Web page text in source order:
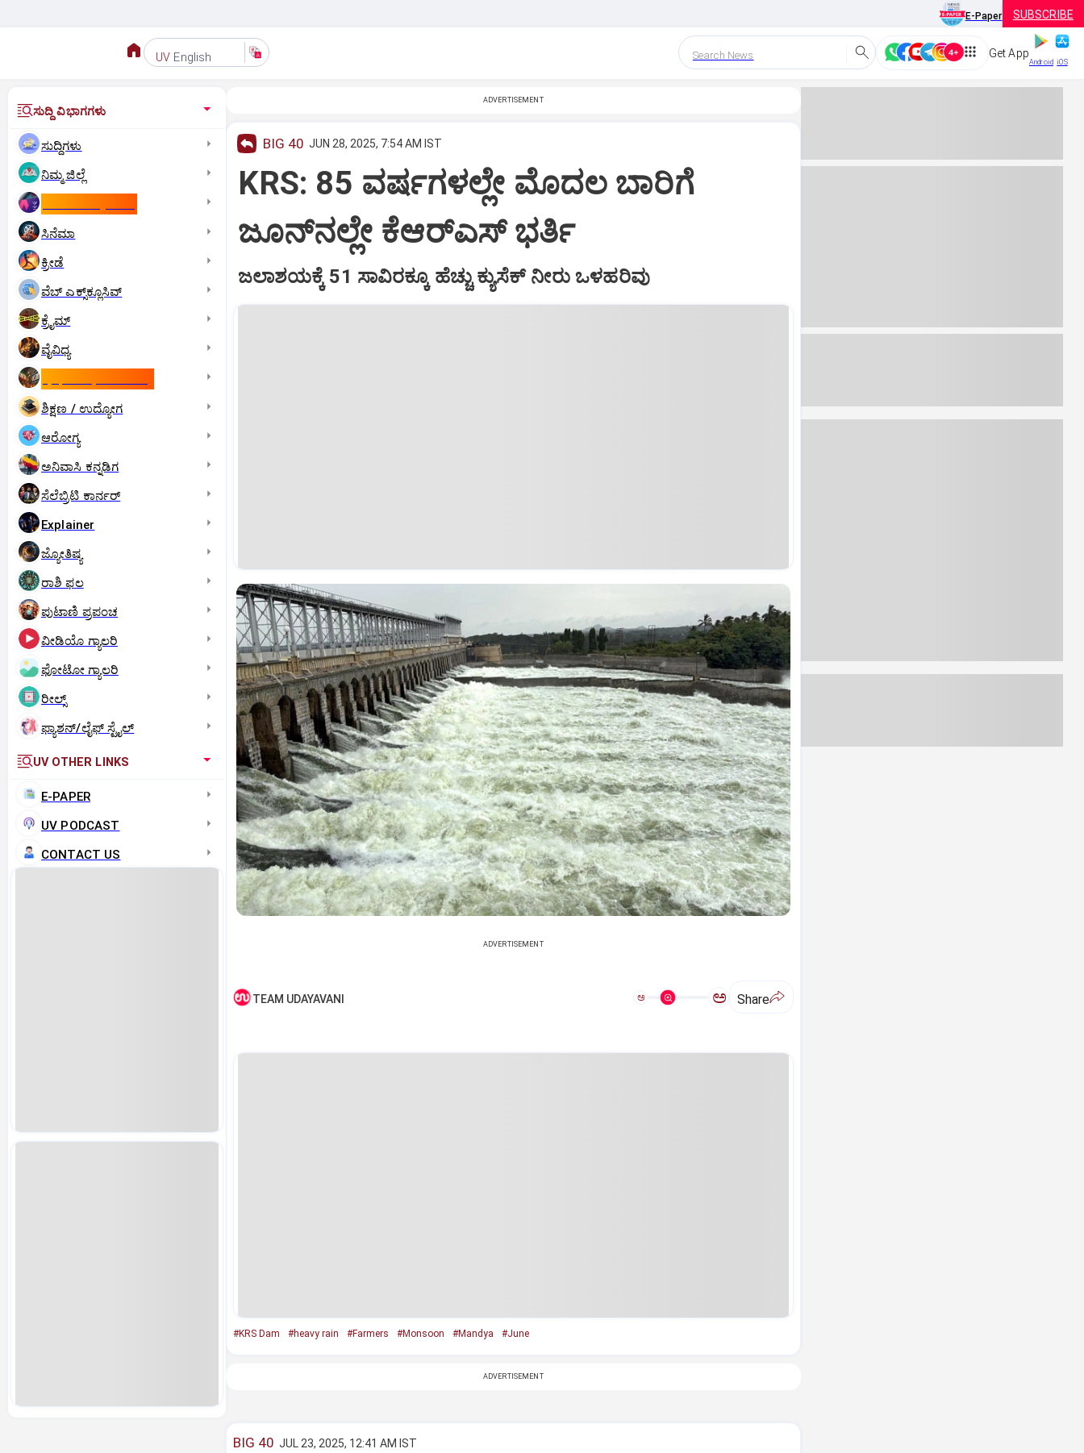
E-Paper SUBSCRIBE
UV English Search News Get App
Android iOS
ಸುದ್ದಿ ವಿಭಾಗಗಳು
ಸುದ್ದಿಗಳು
ನಿಮ್ಮ ಜಿಲ್ಲೆ
ಸಿನೆಮಾ
ಕ್ರೀಡೆ
ವೆಬ್ ಎಕ್ಸ್‌ಕ್ಲೂಸಿವ್
ಕ್ರೈಮ್
ವೈವಿಧ್ಯ
ಶಿಕ್ಷಣ / ಉದ್ಯೋಗ
ಆರೋಗ್ಯ
ಅನಿವಾಸಿ ಕನ್ನಡಿಗ
ಸೆಲೆಬ್ರಿಟಿ ಕಾರ್ನರ್‌
Explainer
ಜ್ಯೋತಿಷ್ಯ
ರಾಶಿ ಫಲ
ಪುಟಾಣಿ ಪ್ರಪಂಚ
ವೀಡಿಯೊ ಗ್ಯಾಲರಿ
ಫೋಟೋ ಗ್ಯಾಲರಿ
ರೀಲ್ಸ್
ಫ್ಯಾಶನ್/ಲೈಫ್‌ ಸ್ಟೈಲ್
UV OTHER LINKS
E-PAPER
UV PODCAST
CONTACT US
ADVERTISEMENT
BIG 40 JUN 28, 2025, 7:54 AM IST
KRS: 85 ವರ್ಷಗಳಲ್ಲೇ ಮೊದಲ ಬಾರಿಗೆ
ಜೂನ್‌ನಲ್ಲೇ ಕೆಆರ್‌ಎಸ್‌ ಭರ್ತಿ
ಜಲಾಶಯಕ್ಕೆ 51 ಸಾವಿರಕ್ಕೂ ಹೆಚ್ಚು ಕ್ಯುಸೆಕ್‌ ನೀರು ಒಳಹರಿವು
ADVERTISEMENT
TEAM UDAYAVANI ಅ ಅ Share
#KRS Dam #heavy rain #Farmers #Monsoon #Mandya #June
ADVERTISEMENT
BIG 40 JUL 23, 2025, 12:41 AM IST